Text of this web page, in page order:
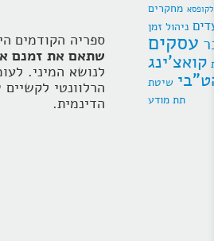
מחקרים
ניהול זמן
עסקים
קואצ'ינג
תת מודע
ספריה הקודמים
שתאם את זמנם
לנושא המיני.
הרלוונטי
הדינמית.